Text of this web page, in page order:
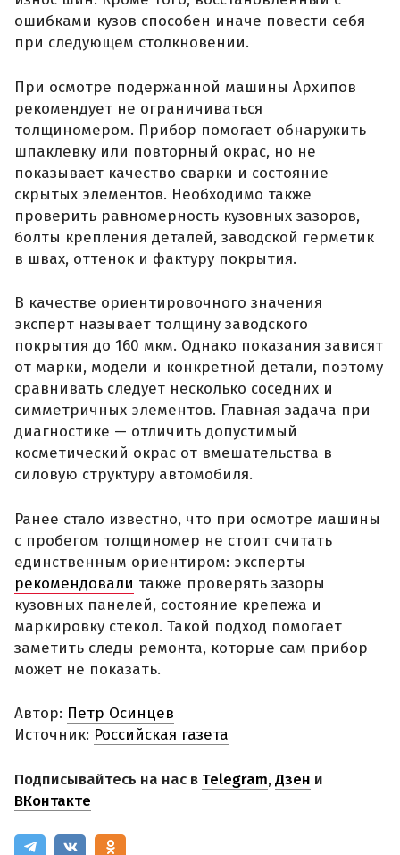
ошибками кузов способен иначе повести себя
при следующем столкновении.
При осмотре подержанной машины Архипов
рекомендует не ограничиваться
толщиномером. Прибор помогает обнаружить
шпаклевку или повторный окрас, но не
показывает качество сварки и состояние
скрытых элементов. Необходимо также
проверить равномерность кузовных зазоров,
болты крепления деталей, заводской герметик
в швах, оттенок и фактуру покрытия.
В качестве ориентировочного значения
эксперт называет толщину заводского
покрытия до 160 мкм. Однако показания зависят
от марки, модели и конкретной детали, поэтому
сравнивать следует несколько соседних и
симметричных элементов. Главная задача при
диагностике — отличить допустимый
косметический окрас от вмешательства в
силовую структуру автомобиля.
Ранее стало известно, что при осмотре машины
с пробегом толщиномер не стоит считать
единственным ориентиром: эксперты
рекомендовали также проверять зазоры
кузовных панелей, состояние крепежа и
маркировку стекол. Такой подход помогает
заметить следы ремонта, которые сам прибор
может не показать.
Автор: Петр Осинцев
Источник: Российская газета
Подписывайтесь на нас в Telegram,Дзен и
ВКонтакте